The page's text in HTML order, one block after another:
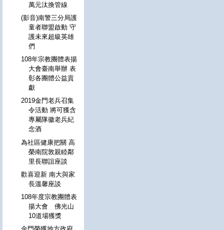
萬元汰換管線
(影音)南警三分局護
童者聯盟啟動 守
護未來超級英雄
們
108年宗教團體表揚
大會臺南舉辦 表
彰各團體公益貢
獻
2019金門老兵召集
令活動 將可獲含
專屬隊徽老兵紀
念酒
為社區健康把關 高
榮南院敦親睦鄰
里長聯誼座談
歡喜迎新 南大與家
長溫馨座談
108年度宗教團體表
揚大會 佛光山
10道場獲獎